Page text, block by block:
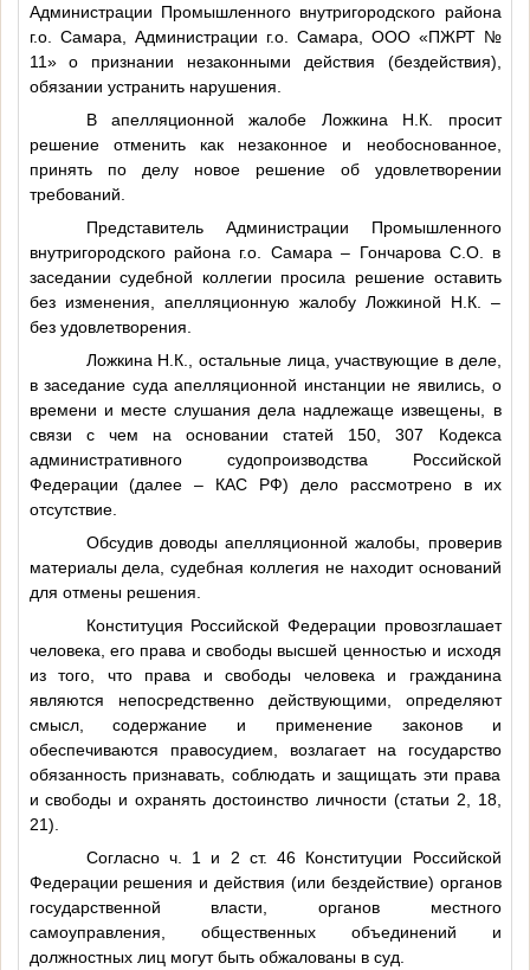
Администрации Промышленного внутригородского района
г.о. Самара, Администрации г.о. Самара, ООО «ПЖРТ №
11» о признании незаконными действия (бездействия),
обязании устранить нарушения.
В апелляционной жалобе Ложкина Н.К. просит
решение отменить как незаконное и необоснованное,
принять по делу новое решение об удовлетворении
требований.
Представитель Администрации Промышленного
внутригородского района г.о. Самара – Гончарова С.О. в
заседании судебной коллегии просила решение оставить
без изменения, апелляционную жалобу Ложкиной Н.К. –
без удовлетворения.
Ложкина Н.К., остальные лица, участвующие в деле,
в заседание суда апелляционной инстанции не явились, о
времени и месте слушания дела надлежаще извещены, в
связи с чем на основании статей 150, 307 Кодекса
административного судопроизводства Российской
Федерации (далее – КАС РФ) дело рассмотрено в их
отсутствие.
Обсудив доводы апелляционной жалобы, проверив
материалы дела, судебная коллегия не находит оснований
для отмены решения.
Конституция Российской Федерации провозглашает
человека, его права и свободы высшей ценностью и исходя
из того, что права и свободы человека и гражданина
являются непосредственно действующими, определяют
смысл, содержание и применение законов и
обеспечиваются правосудием, возлагает на государство
обязанность признавать, соблюдать и защищать эти права
и свободы и охранять достоинство личности (статьи 2, 18,
21).
Согласно ч. 1 и 2 ст. 46 Конституции Российской
Федерации решения и действия (или бездействие) органов
государственной власти, органов местного
самоуправления, общественных объединений и
должностных лиц могут быть обжалованы в суд.